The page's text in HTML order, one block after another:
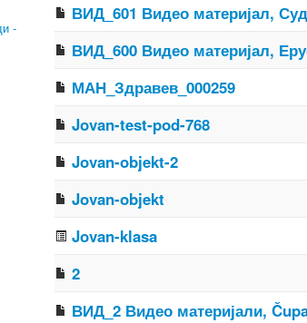
-
ВИД_601 Видео материјал,
ВИД_600 Видео материјал,
МАН_Здравев_000259
Jovan-test-pod-768
Jovan-objekt-2
Jovan-objekt
Jovan-klasa
2
ВИД_2 Видео материјали,